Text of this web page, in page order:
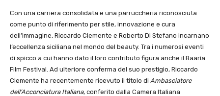
Con una carriera consolidata e una parruccheria riconosciuta
come punto di riferimento per stile, innovazione e cura
dell’immagine, Riccardo Clemente e Roberto Di Stefano incarnano
l’eccellenza siciliana nel mondo del beauty. Tra i numerosi eventi
di spicco a cui hanno dato il loro contributo figura anche il Baarìa
Film Festival. Ad ulteriore conferma del suo prestigio, Riccardo
Clemente ha recentemente ricevuto il titolo di Ambasciatore
dell’Acconciatura Italiana, conferito dalla Camera Italiana